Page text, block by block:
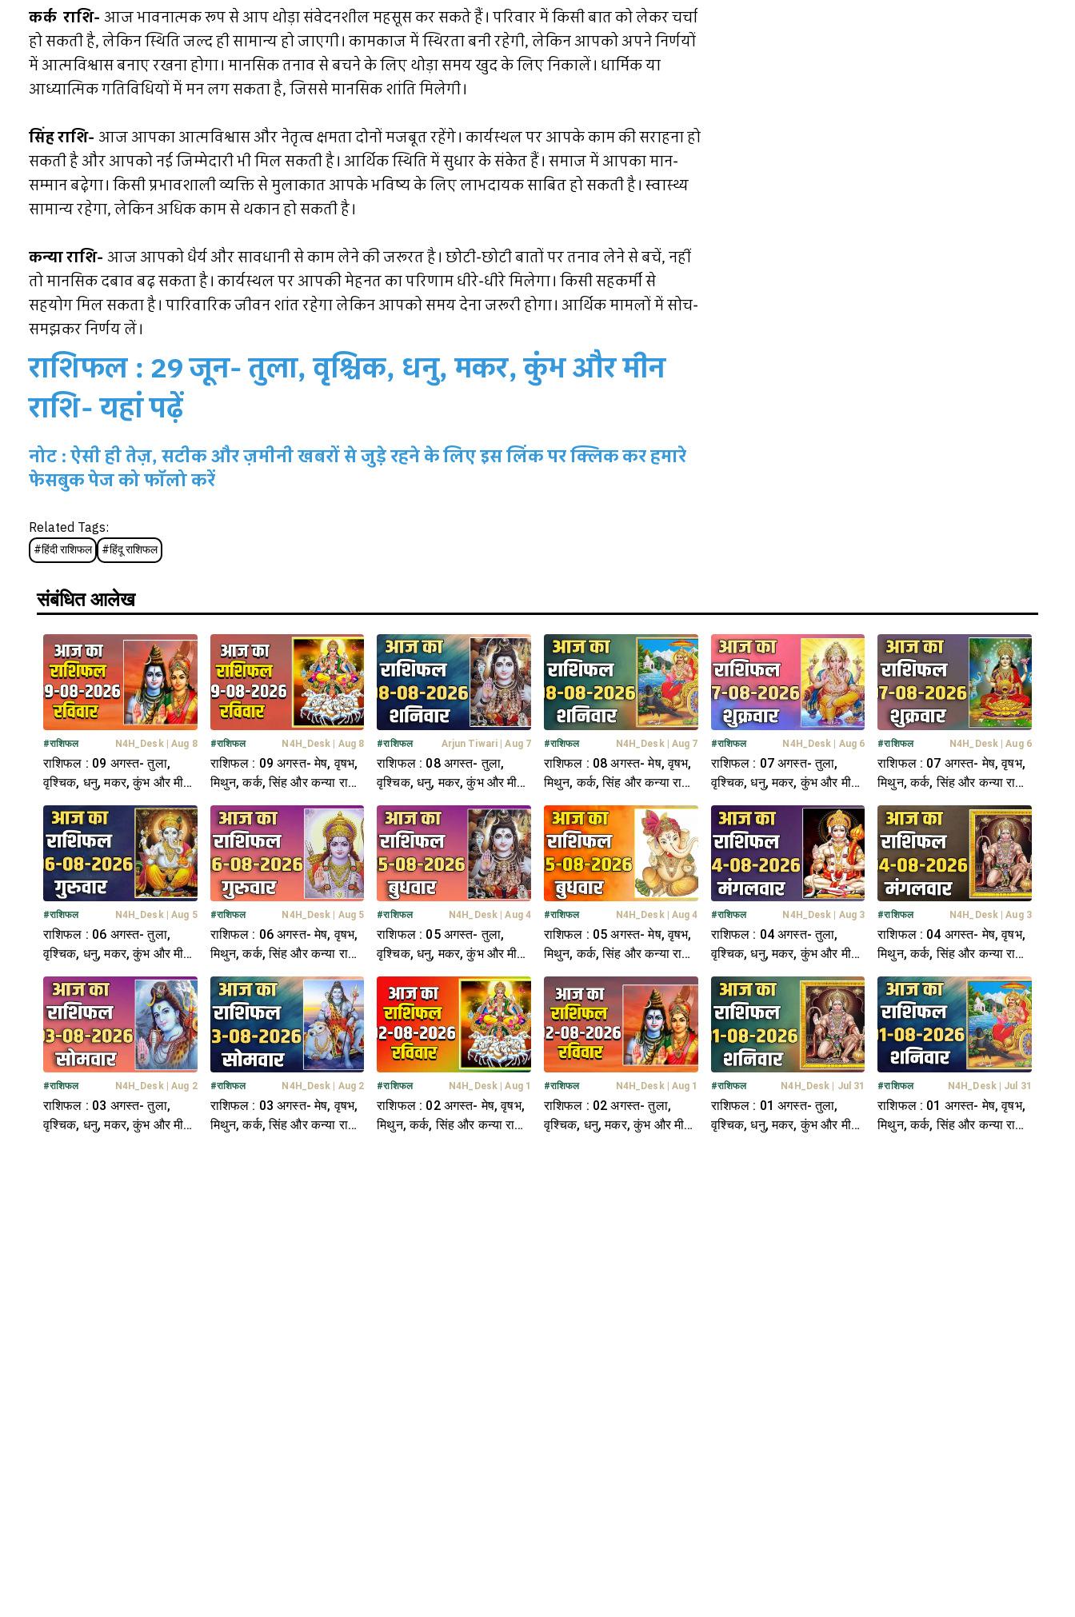
कर्क राशि- आज भावनात्मक रूप से आप थोड़ा संवेदनशील महसूस कर सकते हैं। परिवार में किसी बात को लेकर चर्चा
हो सकती है, लेकिन स्थिति जल्द ही सामान्य हो जाएगी। कामकाज में स्थिरता बनी रहेगी, लेकिन आपको अपने निर्णयों
में आत्मविश्वास बनाए रखना होगा। मानसिक तनाव से बचने के लिए थोड़ा समय खुद के लिए निकालें। धार्मिक या
आध्यात्मिक गतिविधियों में मन लग सकता है, जिससे मानसिक शांति मिलेगी।
सिंह राशि- आज आपका आत्मविश्वास और नेतृत्व क्षमता दोनों मजबूत रहेंगे। कार्यस्थल पर आपके काम की सराहना हो
सकती है और आपको नई जिम्मेदारी भी मिल सकती है। आर्थिक स्थिति में सुधार के संकेत हैं। समाज में आपका मान-
सम्मान बढ़ेगा। किसी प्रभावशाली व्यक्ति से मुलाकात आपके भविष्य के लिए लाभदायक साबित हो सकती है। स्वास्थ्य
सामान्य रहेगा, लेकिन अधिक काम से थकान हो सकती है।
कन्या राशि- आज आपको धैर्य और सावधानी से काम लेने की जरूरत है। छोटी-छोटी बातों पर तनाव लेने से बचें, नहीं
तो मानसिक दबाव बढ़ सकता है। कार्यस्थल पर आपकी मेहनत का परिणाम धीरे-धीरे मिलेगा। किसी सहकर्मी से
सहयोग मिल सकता है। पारिवारिक जीवन शांत रहेगा लेकिन आपको समय देना जरूरी होगा। आर्थिक मामलों में सोच-
समझकर निर्णय लें।
राशिफल : 29 जून- तुला, वृश्चिक, धनु, मकर, कुंभ और मीन
राशि- यहां पढ़ें
नोट : ऐसी ही तेज़, सटीक और ज़मीनी खबरों से जुड़े रहने के लिए इस लिंक पर क्लिक कर हमारे
फेसबुक पेज को फॉलो करें
Related Tags:
#हिंदी राशिफल #हिंदू राशिफल
संबंधित आलेख
#राशिफल N4H_Desk| Aug 8
राशिफल : 09 अगस्त- तुला,
वृश्चिक, धनु, मकर, कुंभ और मीन
#राशिफल N4H_Desk | Aug 8
राशिफल : 09 अगस्त- मेष, वृषभ,
मिथुन, कर्क, सिंह और कन्या राशि-
#राशिफल Arjun Tiwari | Aug 7
राशिफल : 08 अगस्त- तुला,
वृश्चिक, धनु, मकर, कुंभ और मीन
#राशिफल N4H_Desk| Aug 7
राशिफल : 08 अगस्त- मेष, वृषभ,
मिथुन, कर्क, सिंह और कन्या राशि-
#राशिफल N4H_Desk | Aug 6
राशिफल : 07 अगस्त- तुला,
वृश्चिक, धनु, मकर, कुंभ और मीन
#राशिफल N4H_Desk | Aug 6
राशिफल : 07 अगस्त- मेष, वृषभ,
मिथुन, कर्क, सिंह और कन्या राशि-
#राशिफल N4H_Desk| Aug 5
राशिफल : 06 अगस्त- तुला,
वृश्चिक, धनु, मकर, कुंभ और मीन
#राशिफल N4H_Desk | Aug 5
राशिफल : 06 अगस्त- मेष, वृषभ,
मिथुन, कर्क, सिंह और कन्या राशि-
#राशिफल N4H_Desk | Aug 4
राशिफल : 05 अगस्त- तुला,
वृश्चिक, धनु, मकर, कुंभ और मीन
#राशिफल N4H_Desk| Aug 4
राशिफल : 05 अगस्त- मेष, वृषभ,
मिथुन, कर्क, सिंह और कन्या राशि-
#राशिफल N4H_Desk | Aug 3
राशिफल : 04 अगस्त- तुला,
वृश्चिक, धनु, मकर, कुंभ और मीन
#राशिफल N4H_Desk | Aug 3
राशिफल : 04 अगस्त- मेष, वृषभ,
मिथुन, कर्क, सिंह और कन्या राशि-
#राशिफल N4H_Desk| Aug 2
राशिफल : 03 अगस्त- तुला,
वृश्चिक, धनु, मकर, कुंभ और मीन
#राशिफल N4H_Desk | Aug 2
राशिफल : 03 अगस्त- मेष, वृषभ,
मिथुन, कर्क, सिंह और कन्या राशि-
#राशिफल N4H_Desk | Aug 1
राशिफल : 02 अगस्त- मेष, वृषभ,
मिथुन, कर्क, सिंह और कन्या राशि-
#राशिफल N4H_Desk| Aug 1
राशिफल : 02 अगस्त- तुला,
वृश्चिक, धनु, मकर, कुंभ और मीन
#राशिफल N4H_Desk | Jul 31
राशिफल : 01 अगस्त- तुला,
वृश्चिक, धनु, मकर, कुंभ और मीन
#राशिफल N4H_Desk| Jul 31
राशिफल : 01 अगस्त- मेष, वृषभ,
मिथुन, कर्क, सिंह और कन्या राशि-